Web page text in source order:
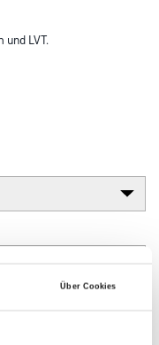
Über Cookies
LVT.